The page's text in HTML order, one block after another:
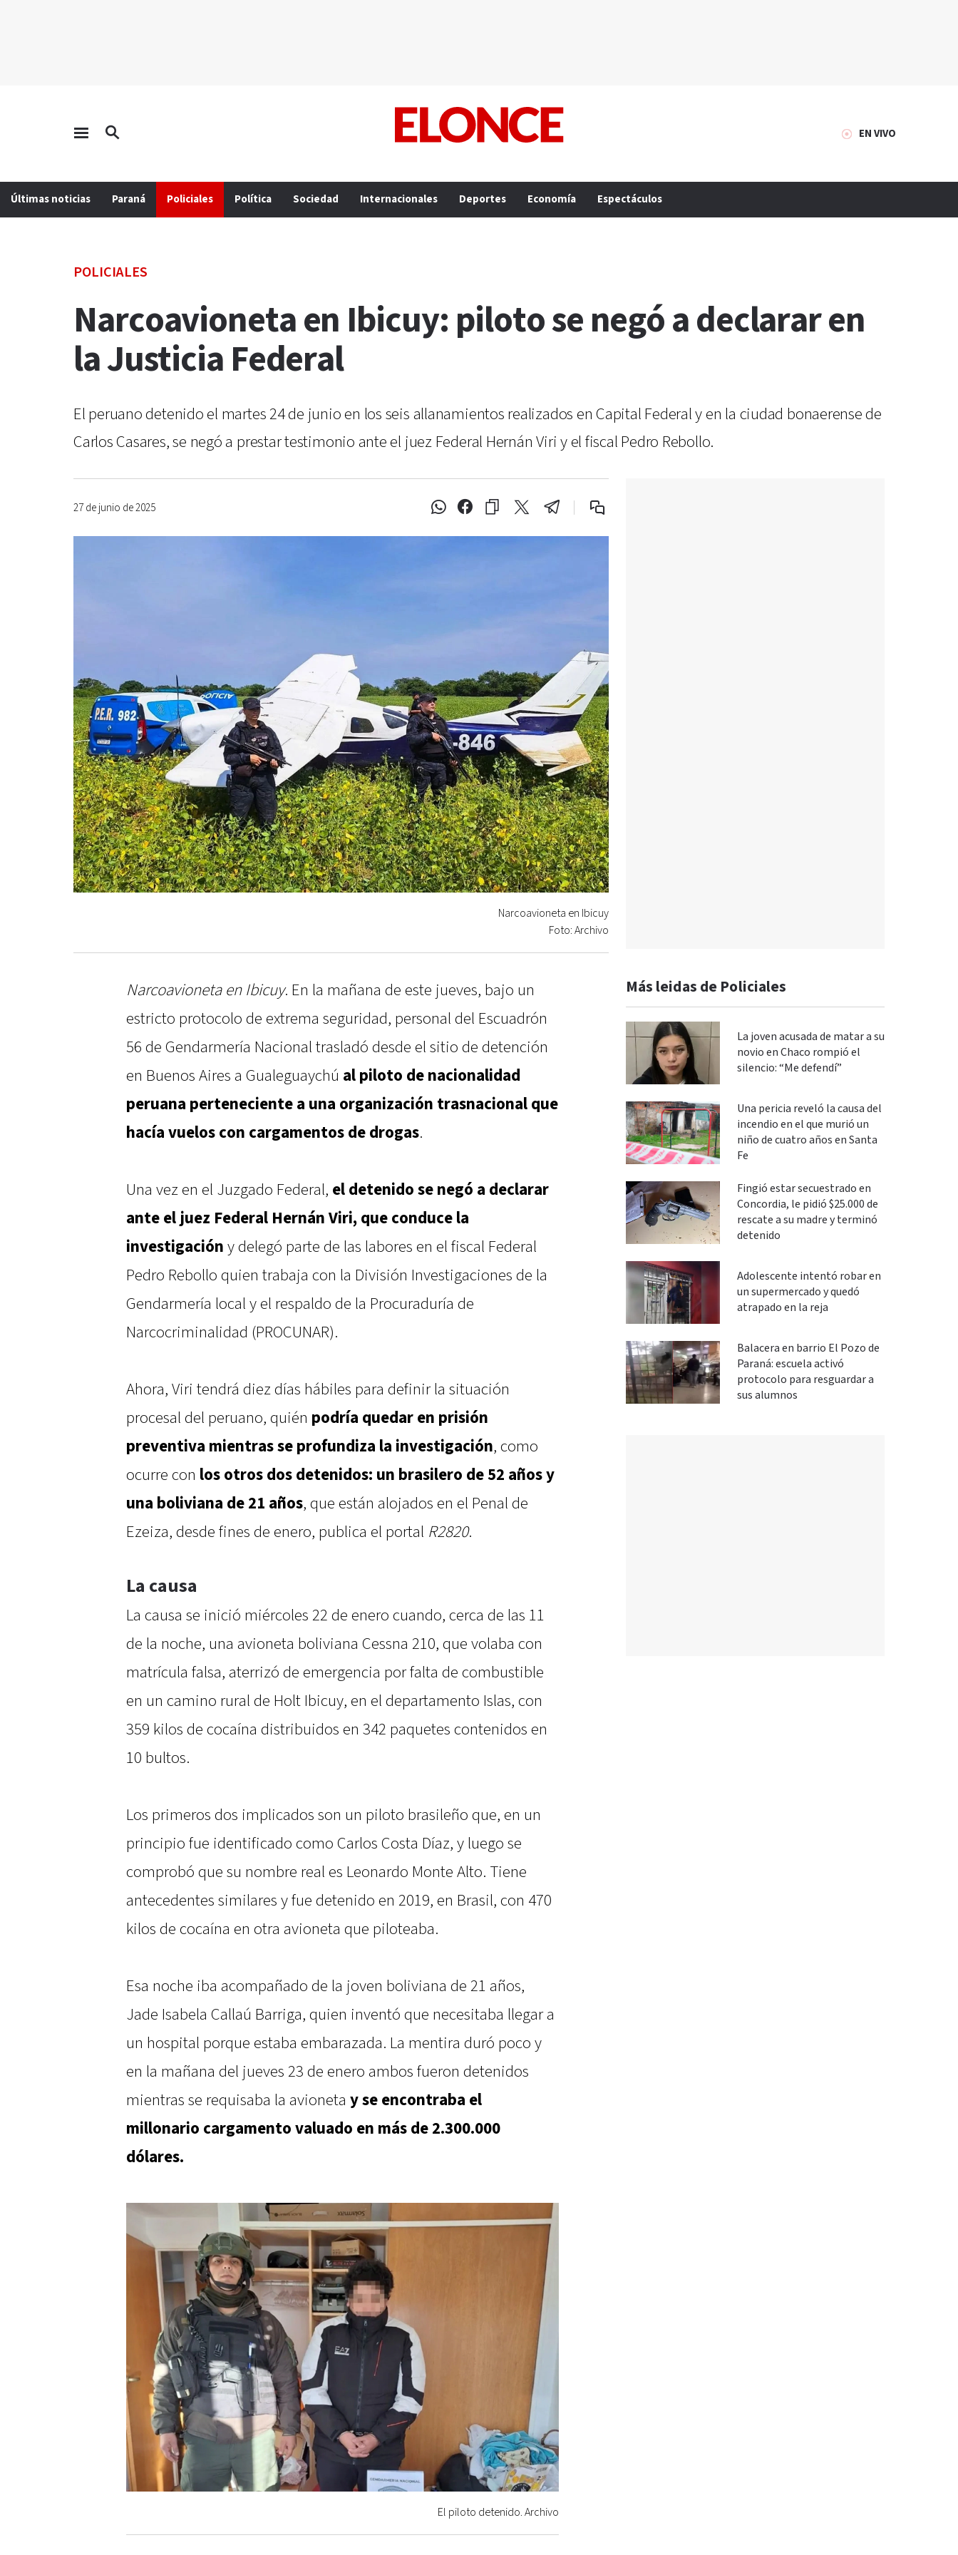
EN VIVO
Últimas noticias Paraná Policiales Política Sociedad Internacionales Deportes Economía Espectáculos
POLICIALES
Narcoavioneta en Ibicuy: piloto se negó a declarar en
la Justicia Federal
El peruano detenido el martes 24 de junio en los seis allanamientos realizados en Capital Federal y en la ciudad bonaerense de
Carlos Casares, se negó a prestar testimonio ante el juez Federal Hernán Viri y el fiscal Pedro Rebollo.
27 de junio de 2025
Narcoavioneta en Ibicuy
Foto: Archivo
Narcoavioneta en Ibicuy. En la mañana de este jueves, bajo un
estricto protocolo de extrema seguridad, personal del Escuadrón
56 de Gendarmería Nacional trasladó desde el sitio de detención
en Buenos Aires a Gualeguaychú al piloto de nacionalidad
peruana perteneciente a una organización trasnacional que
hacía vuelos con cargamentos de drogas.
Una vez en el Juzgado Federal, el detenido se negó a declarar
ante el juez Federal Hernán Viri, que conduce la
investigación y delegó parte de las labores en el fiscal Federal
Pedro Rebollo quien trabaja con la División Investigaciones de la
Gendarmería local y el respaldo de la Procuraduría de
Narcocriminalidad (PROCUNAR).
Ahora, Viri tendrá diez días hábiles para definir la situación
procesal del peruano, quién podría quedar en prisión
preventiva mientras se profundiza la investigación, como
ocurre con los otros dos detenidos: un brasilero de 52 años y
una boliviana de 21 años, que están alojados en el Penal de
Ezeiza, desde fines de enero, publica el portal R2820.
La causa
La causa se inició miércoles 22 de enero cuando, cerca de las 11
de la noche, una avioneta boliviana Cessna 210, que volaba con
matrícula falsa, aterrizó de emergencia por falta de combustible
en un camino rural de Holt Ibicuy, en el departamento Islas, con
359 kilos de cocaína distribuidos en 342 paquetes contenidos en
10 bultos.
Los primeros dos implicados son un piloto brasileño que, en un
principio fue identificado como Carlos Costa Díaz, y luego se
comprobó que su nombre real es Leonardo Monte Alto. Tiene
antecedentes similares y fue detenido en 2019, en Brasil, con 470
kilos de cocaína en otra avioneta que piloteaba.
Esa noche iba acompañado de la joven boliviana de 21 años,
Jade Isabela Callaú Barriga, quien inventó que necesitaba llegar a
un hospital porque estaba embarazada. La mentira duró poco y
en la mañana del jueves 23 de enero ambos fueron detenidos
mientras se requisaba la avioneta y se encontraba el
millonario cargamento valuado en más de 2.300.000
dólares.
El piloto detenido. Archivo
Más leidas de Policiales
La joven acusada de matar a su
novio en Chaco rompió el
silencio: “Me defendí”
Una pericia reveló la causa del
incendio en el que murió un
niño de cuatro años en Santa
Fe
Fingió estar secuestrado en
Concordia, le pidió $25.000 de
rescate a su madre y terminó
detenido
Adolescente intentó robar en
un supermercado y quedó
atrapado en la reja
Balacera en barrio El Pozo de
Paraná: escuela activó
protocolo para resguardar a
sus alumnos